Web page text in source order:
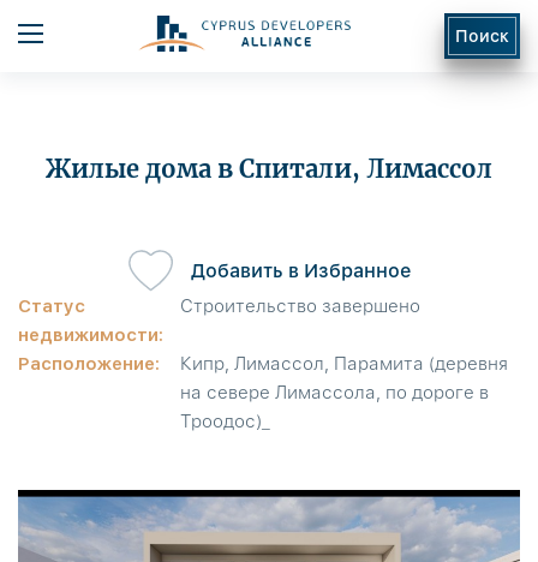
Поиск
Жилые дома в Спитали, Лимассол
Статус
недвижимости:
Строительство завершено
Расположение:
Кипр, Лимассол, Парамита (деревня
на севере Лимассола, по дороге в
Троодос)_
Добавить в Избранное